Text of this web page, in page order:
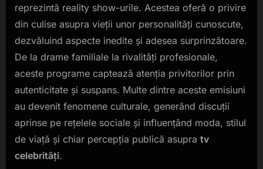
reprezintă reality show-urile. Acestea oferă o privire
din culise asupra vieții unor personalități cunoscute,
dezvăluind aspecte inedite și adesea surprinzătoare.
De la drame familiale la rivalități profesionale,
aceste programe captează atenția privitorilor prin
autenticitate și suspans. Multe dintre aceste emisiuni
au devenit fenomene culturale, generând discuții
aprinse pe rețelele sociale și influențând moda, stilul
de viață și chiar percepția publică asupra tv
celebrități.